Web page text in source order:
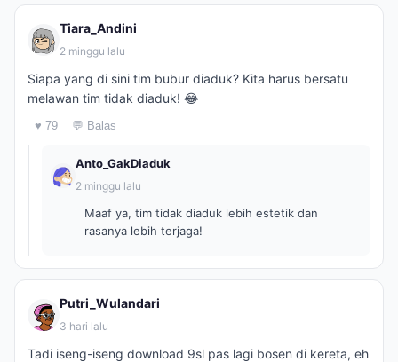
Tiara_Andini
2 minggu lalu
Siapa yang di sini tim bubur diaduk? Kita harus bersatu
melawan tim tidak diaduk! 😂
♥ 79 💬 Balas
Anto_GakDiaduk
2 minggu lalu
Maaf ya, tim tidak diaduk lebih estetik dan
rasanya lebih terjaga!
Putri_Wulandari
3 hari lalu
Tadi iseng-iseng download 9sl pas lagi bosen di kereta, eh